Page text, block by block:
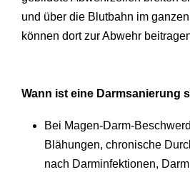
und über die Blutbahn im
können dort zur Abwehr
Wann ist eine Darmsanierung
Bei Magen-Darm-
Blähungen, chronische
nach Darminfektionen,